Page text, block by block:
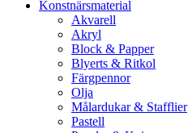
Konstnärsmaterial
Akvarell
Akryl
Block & Papper
Blyerts & Ritkol
Färgpennor
Olja
Målardukar & Stafflier
Pastell